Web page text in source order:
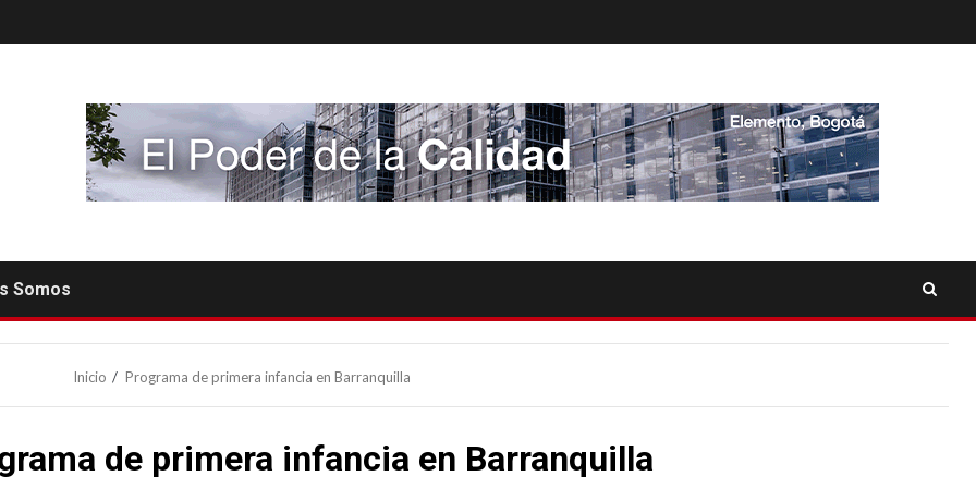
Somos
Inicio Programa de primera infancia en Barranquilla
de primera infancia en Barranquilla